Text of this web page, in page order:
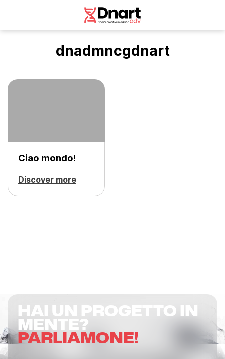
dnadmncgdnart
Ciao mondo!
Discover more
HAI UN PROGETTO IN
MENTE?
PARLIAMONE!